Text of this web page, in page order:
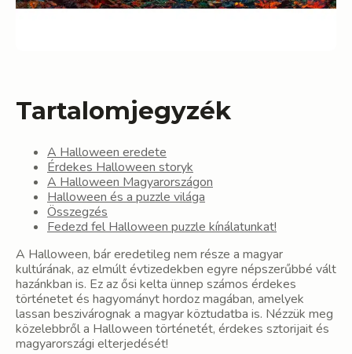
Tartalomjegyzék
A Halloween eredete
Érdekes Halloween storyk
A Halloween Magyarországon
Halloween és a puzzle világa
Összegzés
Fedezd fel Halloween puzzle kínálatunkat!
A Halloween, bár eredetileg nem része a magyar
kultúrának, az elmúlt évtizedekben egyre népszerűbbé vált
hazánkban is. Ez az ősi kelta ünnep számos érdekes
történetet és hagyományt hordoz magában, amelyek
lassan beszivárognak a magyar köztudatba is. Nézzük meg
közelebbről a Halloween történetét, érdekes sztorijait és
magyarországi elterjedését!